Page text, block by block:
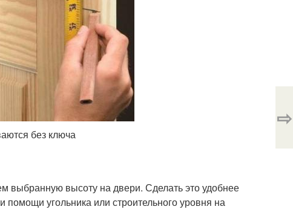
без ключа
выбранную высоту на двери. Сделать это удобнее
угольника или строительного уровня на
⇨